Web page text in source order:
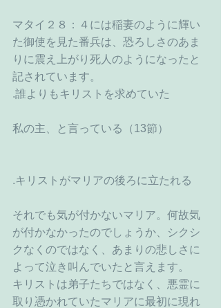
マタイ２８：４には稲妻のように輝い
た御使を見た番兵は、恐ろしさのあま
りに震え上がり死人のようになったと
記されています。
.誰よりもキリストを求めていた
私の主、と言っている（13節）
.キリストがマリアの後ろに立たれる
それでも気が付かないマリア。何故気
が付かなかったのでしょうか、シクシ
クなくのではなく、あまりの悲しさに
よって泣き叫んでいたと言えます。
キリストは弟子たちではなく、悪霊に
取り憑かれていたマリアに最初に現れ